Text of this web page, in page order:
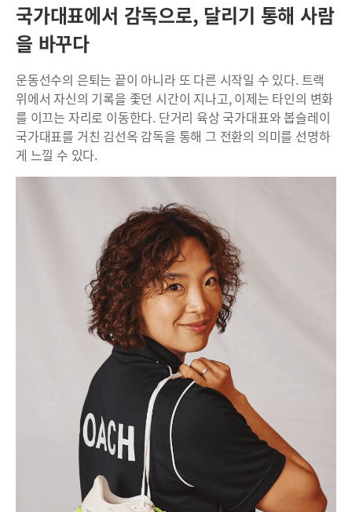
국가대표에서 감독으로, 달리기 통해 사람
을 바꾸다
운동선수의 은퇴는 끝이 아니라 또 다른 시작일 수 있다. 트랙
위에서 자신의 기록을 좇던 시간이 지나고, 이제는 타인의 변화
를 이끄는 자리로 이동한다. 단거리 육상 국가대표와 봅슬레이
국가대표를 거친 김선옥 감독을 통해 그 전환의 의미를 선명하
게 느낄 수 있다.